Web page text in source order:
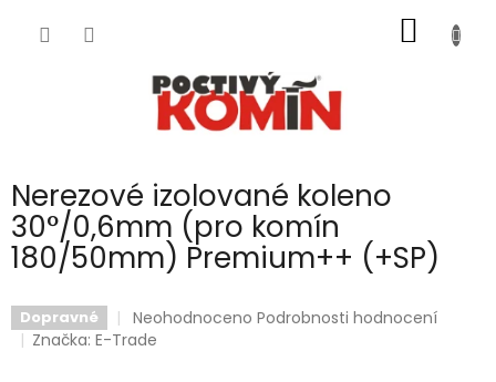
KOŠÍK
Nerezové izolované koleno
30°/0,6mm (pro komín
180/50mm) Premium++ (+SP)
Dopravné
Průměrné
hodnocení
Neohodnoceno Podrobnosti hodnocení
Značka:E-Trade